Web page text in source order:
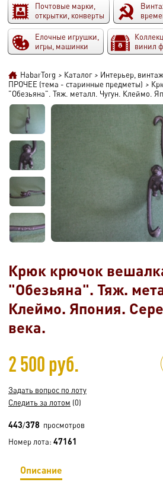
Почтовые марки,
открытки, конверты
Елочные игрушки,
игры, машинки
винил
HabarTorg > Каталог > Интерьер,
ПРОЧЕЕ (тема - старинные предметы) >
"Обезьяна". Тяж. металл. Чугун. Клеймо.
Крюк крючок
"Обезьяна". Тяж.
Клеймо. Япония.
века.
2 500 руб.
Задать вопрос по лоту
Следить за лотом (0)
443/378 просмотров
Номер лота: 47161
Описание